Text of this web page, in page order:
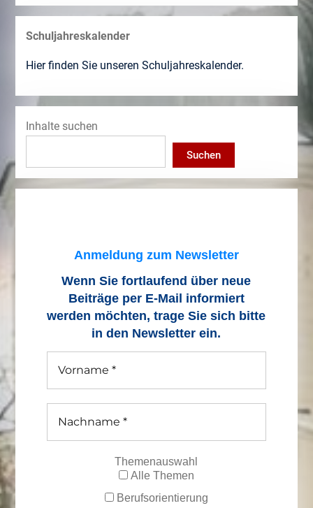
Schuljahreskalender
Hier finden Sie unseren Schuljahreskalender.
Inhalte suchen
Suchen
Anmeldung zum Newsletter
Wenn Sie fortlaufend über neue
Beiträge per E-Mail informiert
werden möchten, trage Sie sich bitte
in den Newsletter ein.
Themenauswahl
Alle Themen
Berufsorientierung